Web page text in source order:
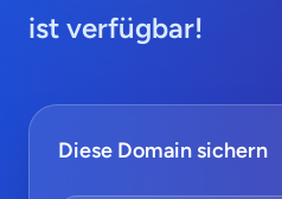
ist verfügbar!
Diese Domain sichern